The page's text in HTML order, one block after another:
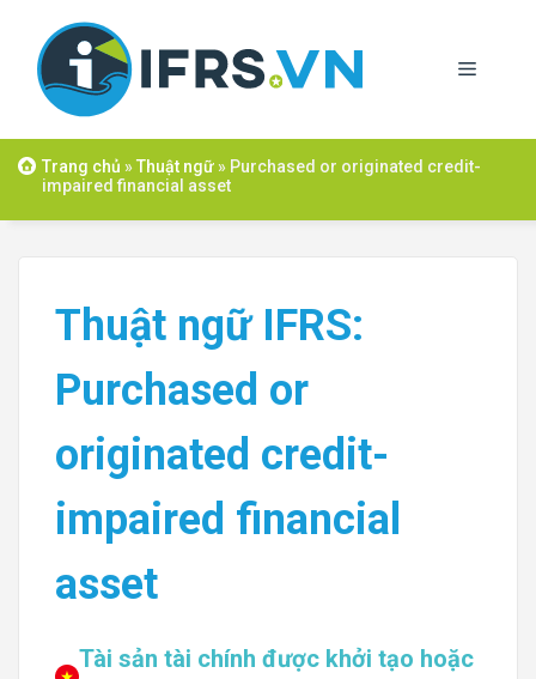
content
Menu
Trang chủ »Thuật ngữ» Purchased or originated credit-
impaired financial asset
Thuật ngữ IFRS:
Purchased or
originated credit-
impaired financial
asset
Tài sản tài chính được khởi tạo hoặc